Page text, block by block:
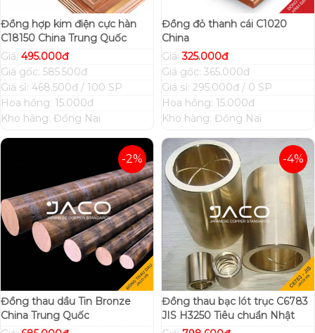
Đồng hợp kim điện cực hàn
C18150 China Trung Quốc
Giá: 495.000đ
Giá gốc: 585.500đ
Giá sỉ: 468.500đ / 100 SP
Hoa hồng: 15.000đ
Kho hàng: Đồng Nai
Đồng đỏ thanh cái C1020
China
Giá:325.000đ
Giá gốc: 365.000đ
Giá sỉ: 295.000đ / 0 SP
Hoa hồng: 15.000đ
Kho hàng: Đồng Nai
-2%
Đồng thau dầu Tin Bronze
China Trung Quốc
-4%
Đồng thau bạc lót trục C6783
JIS H3250 Tiêu chuẩn Nhật